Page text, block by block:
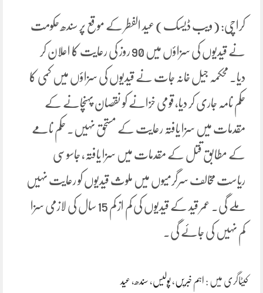
کراچی: (ویب ڈیسک) عید الفطر کے موقع پر سندھ حکومت
نے قیدیوں کی سزاؤں میں 90 روز کی رعایت کا اعلان کر
دیا۔ محکمہ جیل خانہ جات نے قیدیوں کی سزاؤں میں کمی کا
حکم نامہ جاری کر دیا، قومی خزانے کو نقصان پہنچانے کے
مقدمات میں سزا یافتہ رعایت کے مستحق نہیں۔ حکم نامے
کے مطابق قتل کے مقدمات میں سزا یافتہ، جاسوسی
ریاست مخالف سرگرمیوں میں ملوث قیدیوں کو رعایت نہیں
ملے گی۔ عمر قید کے قیدیوں کی کم از کم 15 سال کی لازمی سزا
کم نہیں کی جائے گی۔
کیٹاگری میں : اہم خبریں ،پولیس، سندھ، عید